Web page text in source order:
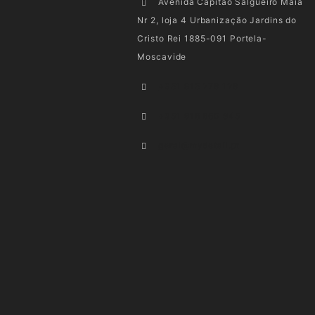
Nr 2, loja 4 Urbanização Jardins do
Cristo Rei 1885-091 Portela-
Moscavide